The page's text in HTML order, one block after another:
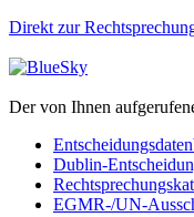
Direkt zur
Der von Ihnen
Dublin-
EGMR-/UN-